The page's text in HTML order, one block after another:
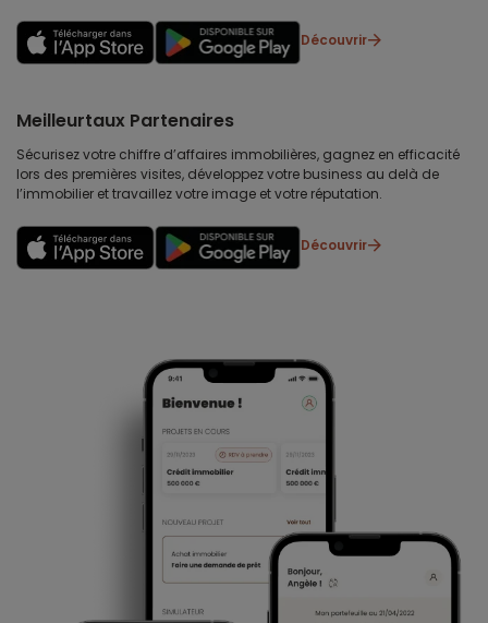
Découvrir
Meilleurtaux Partenaires
Sécurisez votre chiffre d’affaires immobilières, gagnez en efficacité
lors des premières visites, développez votre business au delà de
l’immobilier et travaillez votre image et votre réputation.
Découvrir